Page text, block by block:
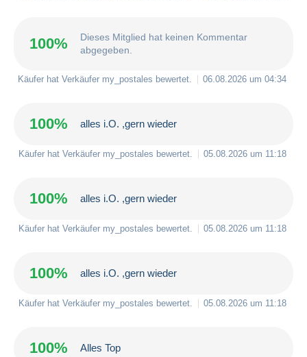
100%
Dieses Mitglied hat keinen Kommentar
abgegeben.
Käufer hat Verkäufer my_postales bewertet. 06.08.2026 um 04:34
100% alles i.O. ,gern wieder
Käufer hat Verkäufer my_postales bewertet. 05.08.2026 um 11:18
100% alles i.O. ,gern wieder
Käufer hat Verkäufer my_postales bewertet. 05.08.2026 um 11:18
100% alles i.O. ,gern wieder
Käufer hat Verkäufer my_postales bewertet. 05.08.2026 um 11:18
100% Alles Top